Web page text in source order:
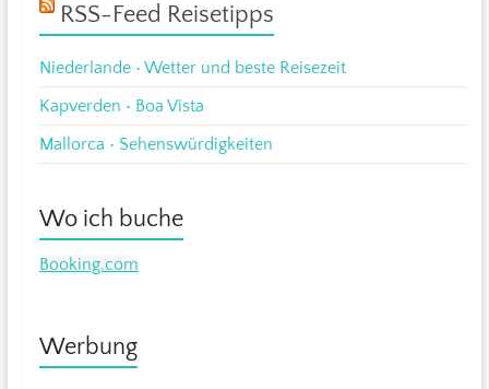
RSS-Feed Reisetipps
Niederlande • Wetter und beste Reisezeit
Kapverden • Boa Vista
Mallorca • Sehenswürdigkeiten
Wo ich buche
Booking.com
Werbung